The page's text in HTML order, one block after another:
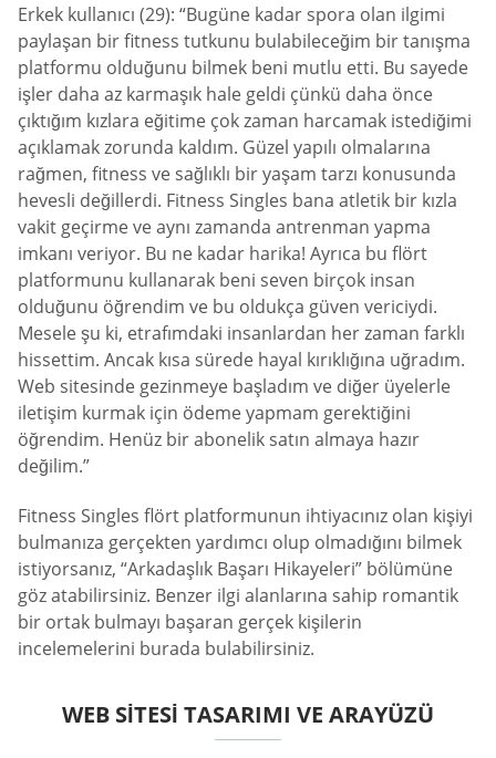
Erkek kullanıcı (29): “Bugüne kadar spora olan ilgimi
paylaşan bir fitness tutkunu bulabileceğim bir tanışma
platformu olduğunu bilmek beni mutlu etti. Bu sayede
işler daha az karmaşık hale geldi çünkü daha önce
çıktığım kızlara eğitime çok zaman harcamak istediğimi
açıklamak zorunda kaldım. Güzel yapılı olmalarına
rağmen, fitness ve sağlıklı bir yaşam tarzı konusunda
hevesli değillerdi. Fitness Singles bana atletik bir kızla
vakit geçirme ve aynı zamanda antrenman yapma
imkanı veriyor. Bu ne kadar harika! Ayrıca bu flört
platformunu kullanarak beni seven birçok insan
olduğunu öğrendim ve bu oldukça güven vericiydi.
Mesele şu ki, etrafımdaki insanlardan her zaman farklı
hissettim. Ancak kısa sürede hayal kırıklığına uğradım.
Web sitesinde gezinmeye başladım ve diğer üyelerle
iletişim kurmak için ödeme yapmam gerektiğini
öğrendim. Henüz bir abonelik satın almaya hazır
değilim.”
Fitness Singles flört platformunun ihtiyacınız olan kişiyi
bulmanıza gerçekten yardımcı olup olmadığını bilmek
istiyorsanız, “Arkadaşlık Başarı Hikayeleri” bölümüne
göz atabilirsiniz. Benzer ilgi alanlarına sahip romantik
bir ortak bulmayı başaran gerçek kişilerin
incelemelerini burada bulabilirsiniz.
WEB SITESI TASARIMI VE ARAYÜZÜ